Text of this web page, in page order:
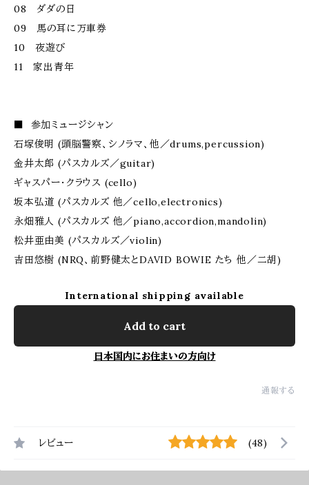
08 ダダの日
09 馬の耳に万車券
10 夜遊び
11 家出青年
■ 参加ミュージシャン
石塚俊明 (頭脳警察、シノラマ、他／drums,percussion)
金井太郎 (パスカルズ／guitar)
ギャスパー・クラウス (cello)
坂本弘道 (パスカルズ 他／cello,electronics)
永畑雅人 (パスカルズ 他／piano,accordion,mandolin)
松井亜由美 (パスカルズ／violin)
吉田悠樹 (NRQ、前野健太とDAVID BOWIE たち 他／二胡)
International shipping available
Add to cart
日本国内にお住まいの方向け
通報する
レビュー (48)